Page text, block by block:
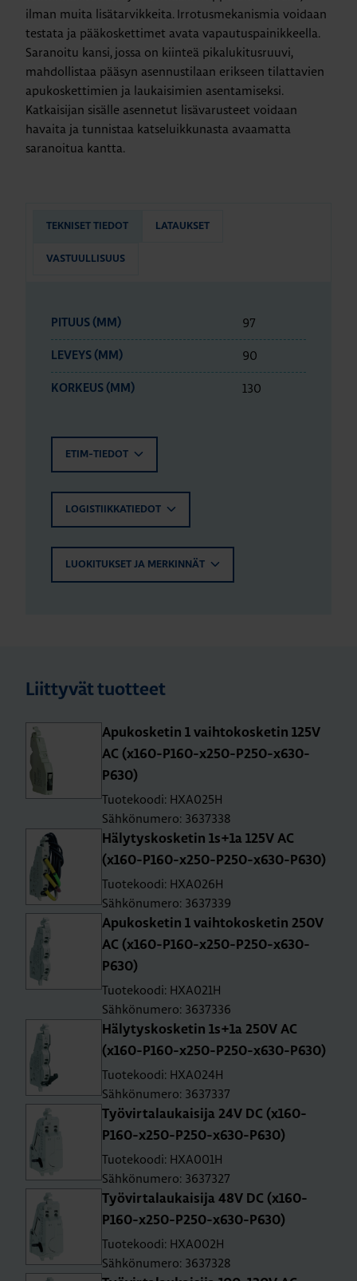
ilman muita lisätarvikkeita. Irrotusmekanismia voidaan
testata ja pääkoskettimet avata vapautuspainikkeella.
Saranoitu kansi, jossa on kiinteä pikalukitusruuvi,
mahdollistaa pääsyn asennustilaan erikseen tilattavien
apukoskettimien ja laukaisimien asentamiseksi.
Katkaisijan sisälle asennetut lisävarusteet voidaan
havaita ja tunnistaa katseluikkunasta avaamatta
saranoitua kantta.
TEKNISET TIEDOT LATAUKSET
VASTUULLISUUS
PITUUS (MM) 97
LEVEYS (MM) 90
KORKEUS (MM) 130
ETIM-TIEDOT
LOGISTIIKKATIEDOT
LUOKITUKSET JA MERKINNÄT
Liittyvät tuotteet
Apu­kos­ke­tin 1 vaih­to­kos­ke­tin 125V
AC (x160-P160-x250-P250-x630-
P630)
Tuotekoodi: HXA025H
Sähkönumero: 3637338
Hä­ly­tys­kos­ke­tin 1s+1a 125V AC
(x160-P160-x250-P250-x630-P630)
Tuotekoodi: HXA026H
Sähkönumero: 3637339
Apu­kos­ke­tin 1 vaih­to­kos­ke­tin 250V
AC (x160-P160-x250-P250-x630-
P630)
Tuotekoodi: HXA021H
Sähkönumero: 3637336
Hä­ly­tys­kos­ke­tin 1s+1a 250V AC
(x160-P160-x250-P250-x630-P630)
Tuotekoodi: HXA024H
Sähkönumero: 3637337
Työ­vir­ta­lau­kai­si­ja 24V DC (x160-
P160-x250-P250-x630-P630)
Tuotekoodi: HXA001H
Sähkönumero: 3637327
Työ­vir­ta­lau­kai­si­ja 48V DC (x160-
P160-x250-P250-x630-P630)
Tuotekoodi: HXA002H
Sähkönumero: 3637328